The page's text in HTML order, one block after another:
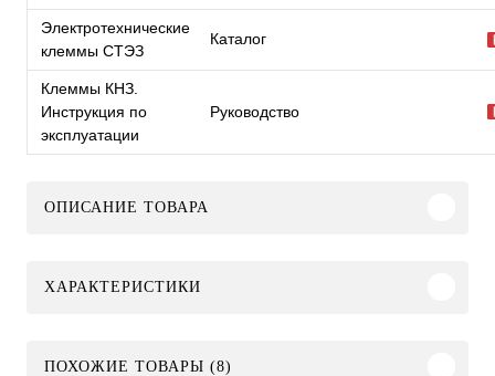
Электротехнические
клеммы СТЭЗ
Каталог
Клеммы КНЗ.
Инструкция по
эксплуатации
Руководство
ОПИСАНИЕ ТОВАРА
ХАРАКТЕРИСТИКИ
ПОХОЖИЕ ТОВАРЫ (8)